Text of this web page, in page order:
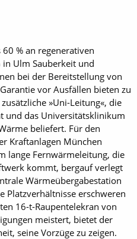
% an regenerativen
Ulm Sauberkeit und
bei der Bereitstellung von
vor Ausfällen bieten zu
»Uni-Leitung«, die
und das Universitätsklinikum
beliefert. Für den
Kraftanlagen München
lange Fernwärmeleitung, die
kommt, bergauf verlegt
Wärmeübergabestation
Platzverhältnisse erschweren
16-t-Raupentelekran von
meistert, bietet der
seine Vorzüge zu zeigen.